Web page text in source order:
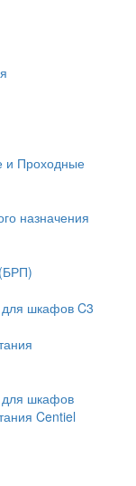
и Проходные
назначения
шкафов C3
для шкафов
Centiel